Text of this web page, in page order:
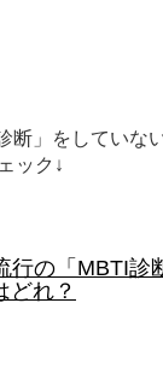
断」をしていな
ック↓
行の「MBTI
どれ？